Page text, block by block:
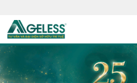
Dịch vụ
Văn bản pháp luật +